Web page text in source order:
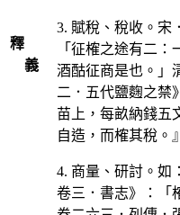
釋
義
3. 賦稅、稅收。宋
「征榷之途有二
酒酤征商是也。」
二．五代鹽麴之禁
苗上，每畝納錢五
自造，而榷其稅。
4. 商量、研討。如
卷三．書志》：「